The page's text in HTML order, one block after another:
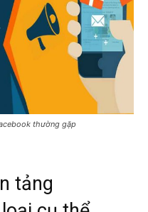
thường gặp
tảng